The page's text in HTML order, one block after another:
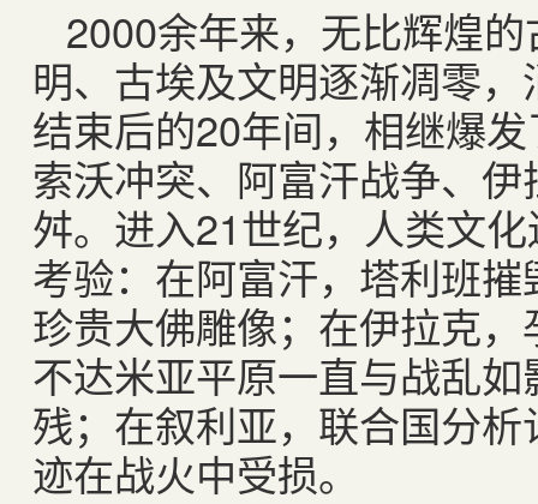
2000余年来，无比辉煌
明、古埃及文明逐渐凋零
结束后的20年间，相继爆
索沃冲突、阿富汗战争、
舛。进入21世纪，人类文
考验：在阿富汗，塔利班
珍贵大佛雕像；在伊拉克
不达米亚平原一直与战乱
残；在叙利亚，联合国分
迹在战火中受损。